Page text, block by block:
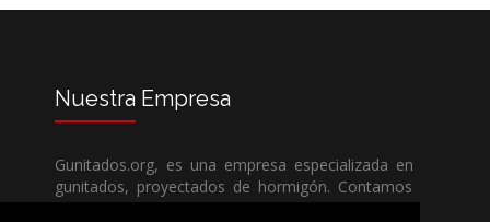
Nuestra Empresa
Gunitados.org, es una empresa especializada en
gunitados, proyectados de hormigón. Contamos
con todos los medios humanos y técnicos, para